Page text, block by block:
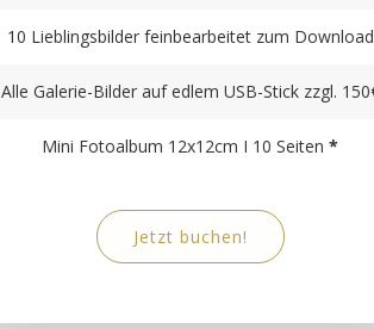
10 Lieblingsbilder feinbearbeitet zum Download
Alle Galerie-Bilder auf edlem USB-Stick zzgl.
Mini Fotoalbum 12x12cm I 10 Seiten*
Jetzt buchen!